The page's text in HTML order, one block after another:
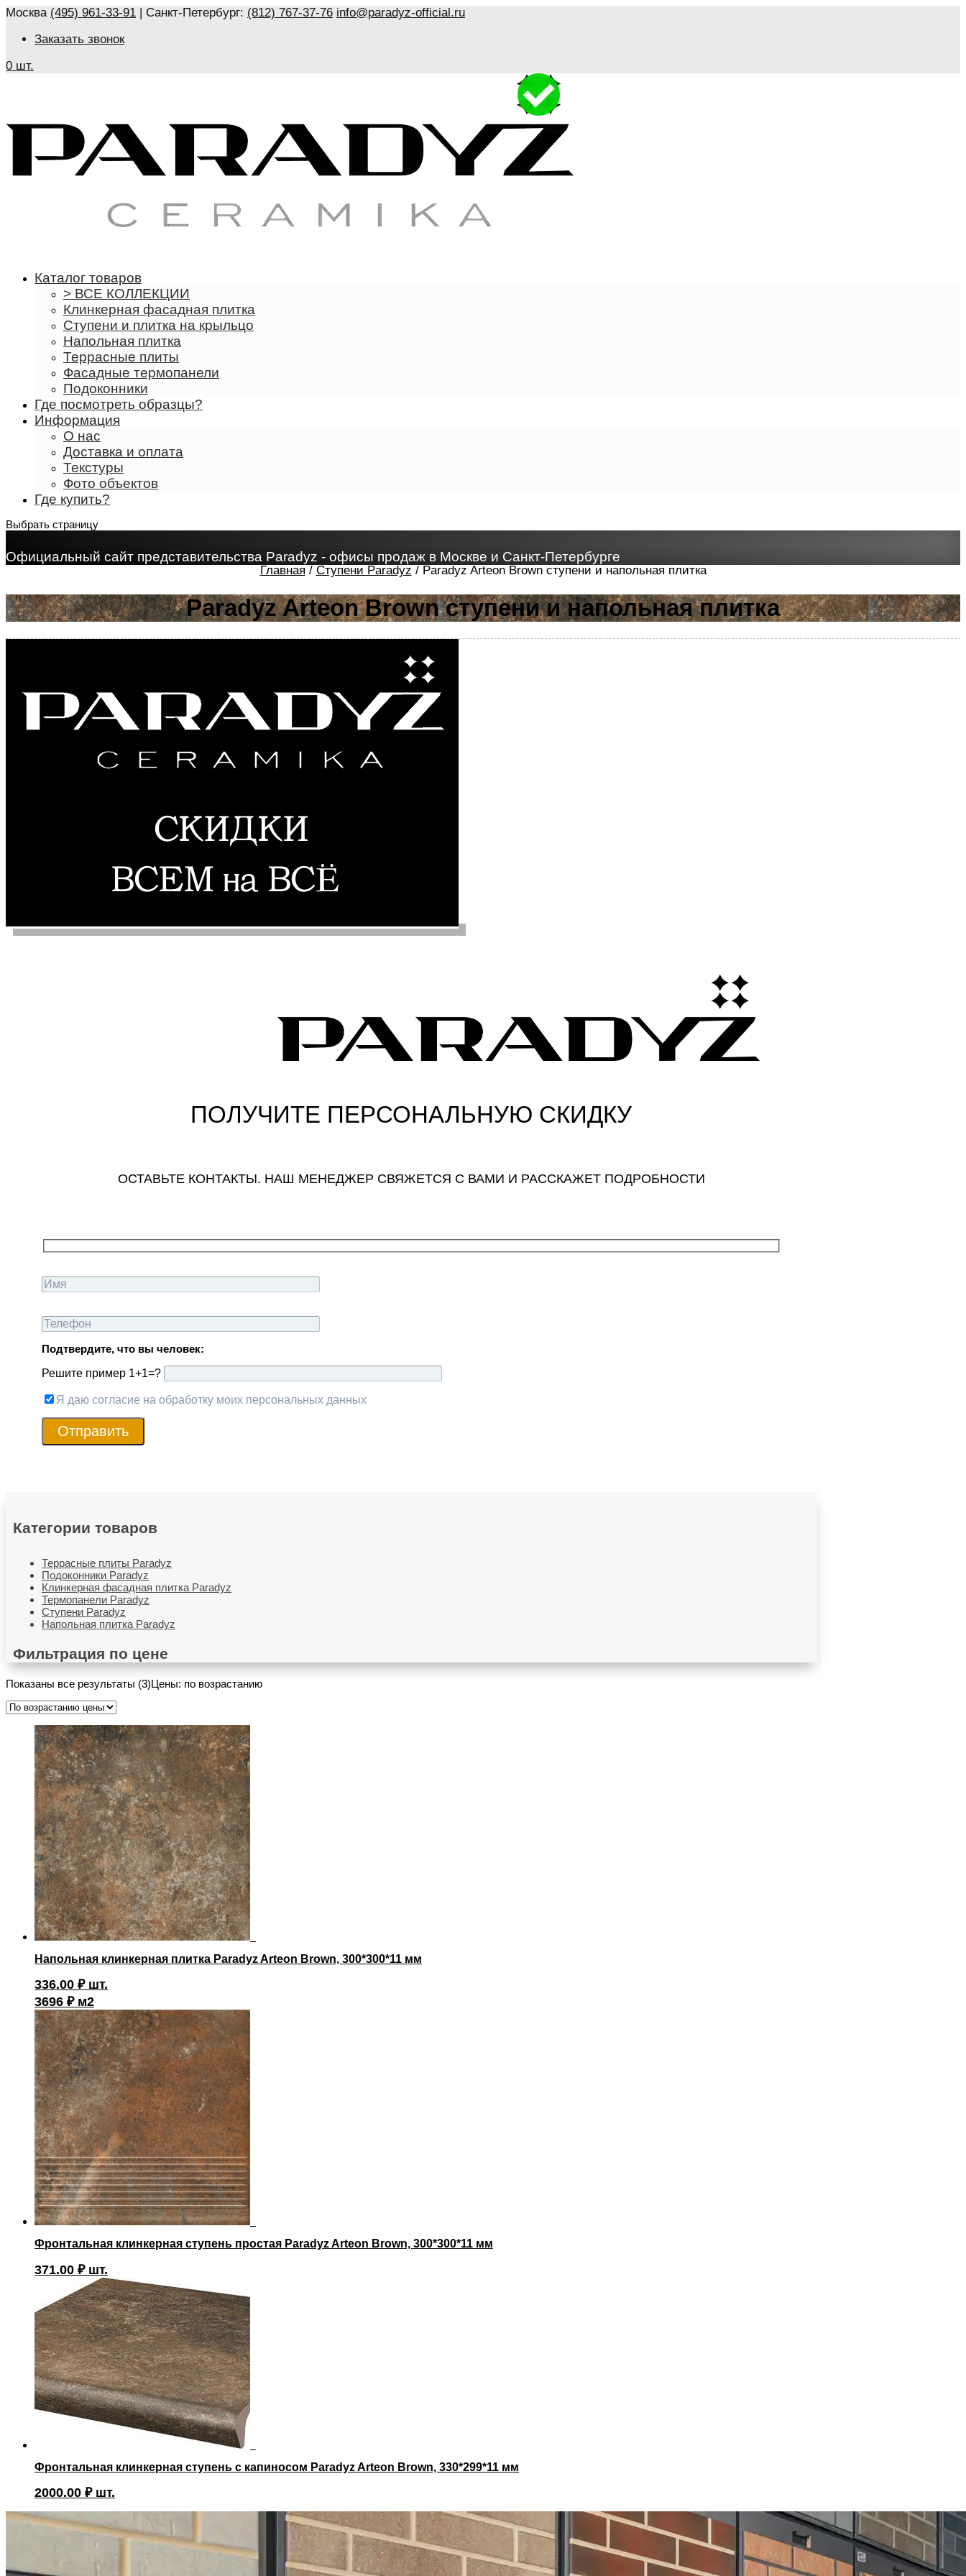
Москва (495) 961-33-91 | Санкт-Петербург: (812) 767-37-76 info@paradyz-official.ru
Заказать звонок
0 шт.
Каталог товаров
> ВСЕ КОЛЛЕКЦИИ
Клинкерная фасадная плитка
Ступени и плитка на крыльцо
Напольная плитка
Террасные плиты
Фасадные термопанели
Подоконники
Где посмотреть образцы?
Информация
О нас
Доставка и оплата
Текстуры
Фото объектов
Где купить?
Выбрать страницу
Официальный сайт представительства Paradyz - офисы продаж в Москве и Санкт-Петербурге
Главная / Ступени Paradyz / Paradyz Arteon Brown ступени и напольная плитка
Paradyz Arteon Brown ступени и напольная плитка
ПОЛУЧИТЕ ПЕРСОНАЛЬНУЮ СКИДКУ
ОСТАВЬТЕ КОНТАКТЫ. НАШ МЕНЕДЖЕР СВЯЖЕТСЯ С ВАМИ И РАССКАЖЕТ ПОДРОБНОСТИ
Подтвердите, что вы человек:
Решите пример 1+1=?
Я даю согласие на обработку моих персональных данных
Отправить
Категории товаров
Террасные плиты Paradyz
Подоконники Paradyz
Клинкерная фасадная плитка Paradyz
Термопанели Paradyz
Ступени Paradyz
Напольная плитка Paradyz
Фильтрация по цене
Показаны все результаты (3)Цены: по возрастанию
Напольная клинкерная плитка Paradyz Arteon Brown, 300*300*11 мм
336.00 ₽ шт.
3696 ₽ м2
Фронтальная клинкерная ступень простая Paradyz Arteon Brown, 300*300*11 мм
371.00 ₽ шт.
Фронтальная клинкерная ступень с капиносом Paradyz Arteon Brown, 330*299*11 мм
2000.00 ₽ шт.